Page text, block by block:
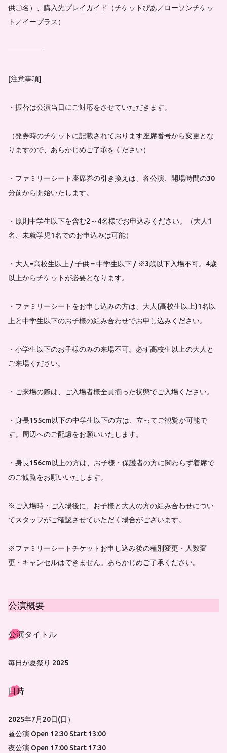
供〇名）、購入先プレイガイド（チケットぴあ／ローソンチケッ
ト／イープラス）
―――――
[注意事項]
・振替は公演当日にご対応をさせていただきます。
（発券時のチケットに記載されております座席番号から変更とな
りますので、あらかじめご了承をください）
・ファミリーシート座席券の引き換えは、各公演、開場時間の30
分前から開始いたします。
・原則中学生以下を含む2～4名様でお申込みください。（大人1
名、未就学児1名でのお申込みは可能）
・大人=高校生以上 / 子供＝中学生以下 / ※3歳以下入場不可。4歳
以上からチケットが必要となります。
・ファミリーシートをお申し込みの方は、大人(高校生以上)1名以
上と中学生以下のお子様の組み合わせでお申し込みください。
・小学生以下のお子様のみの来場不可。必ず高校生以上の大人と
ご来場ください。
・ご来場の際は、ご入場者様全員揃った状態でご入場ください。
・身長155cm以下の中学生以下の方は、立ってご観覧が可能で
す。周辺へのご配慮をお願いいたします。
・身長156cm以上の方は、お子様・保護者の方に関わらず着席で
のご観覧をお願いいたします。
※ご入場時・ご入場後に、お子様と大人の方の組み合わせについ
てスタッフがご確認させていただく場合がございます。
※ファミリーシートチケットお申し込み後の種別変更・人数変
更・キャンセルはできません。あらかじめご了承ください。
公演概要
公演タイトル
毎日が夏祭り 2025
日時
2025年7月20日(日）
昼公演 Open 12:30 Start 13:00
夜公演 Open 17:00 Start 17:30